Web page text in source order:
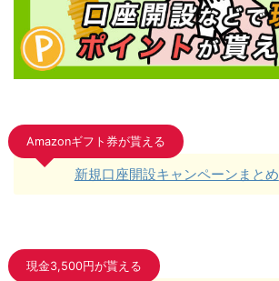
Amazonギフト券が貰える
新規口座開設キャンペーンまとめ
現金3,500円が貰える